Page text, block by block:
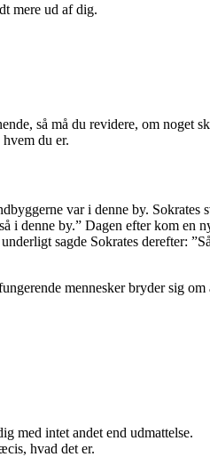
mere ud af dig.
så må du revidere, om noget
du er.
var i denne by. Sokrates
i denne by.” Dagen efter kom
sagde Sokrates derefter:
mennesker bryder sig
med intet andet end udmattelse.
hvad det er.